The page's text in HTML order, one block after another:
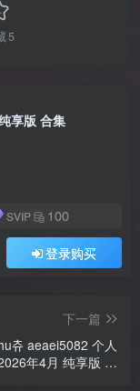
5
享版 合集
SVIP 100
登录购买
下一篇
aeaei5082 个人
年4月 纯享版 合